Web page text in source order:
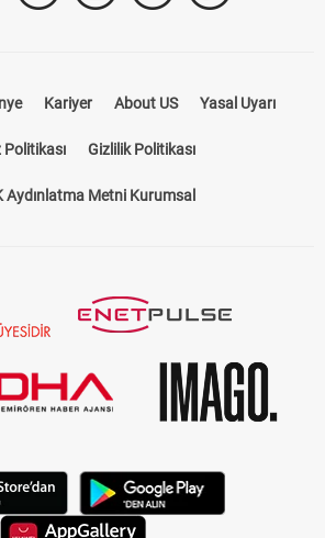
Kariyer About US Yasal Uyarı
Politikası Gizlilik Politikası
Aydınlatma Metni Kurumsal